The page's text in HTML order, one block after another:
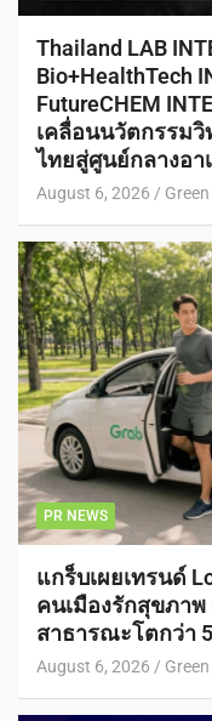
Thailand LAB
Bio+HealthTech
FutureCHEM
เคลื่อนนวัตกรรม
ไทยสู่ศูนย์กลางอา
August 6, 2026
PR NEWS
แกร็บเผยเทรนด์
คนเมืองรักสุขภา
สาธารณะโตกว่า
August 6, 2026